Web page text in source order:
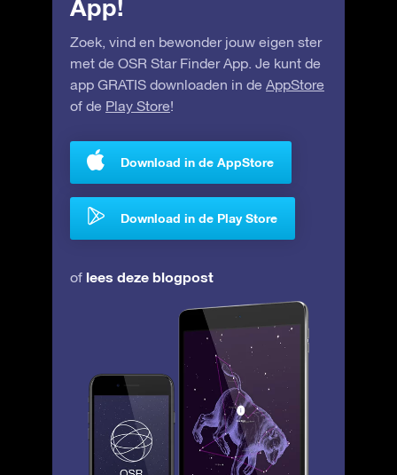
App!
Zoek, vind en bewonder jouw eigen ster
met de OSR Star Finder App. Je kunt de
app GRATIS downloaden in de AppStore
of de Play Store!
Download in de AppStore
Download in de Play Store
of lees deze blogpost